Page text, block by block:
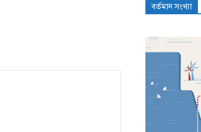
বর্তমান সংখ্যা